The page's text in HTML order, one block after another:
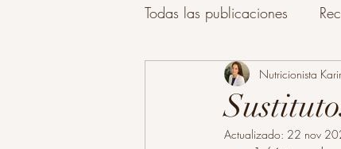
Todas las publicaciones
Psiconutrición y bienestar
Postres fríos y sin horno
Nutricionista
Actualizado: 22 nov